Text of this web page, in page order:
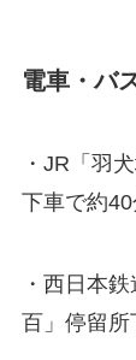
電車・バ
・JR「羽
下車で約40
・西日本
百」停留所